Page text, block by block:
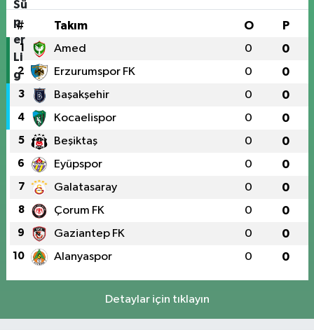
# Takım O P
1 Amed 0 0
2 Erzurumspor FK 0 0
3 Başakşehir 0 0
4 Kocaelispor 0 0
5 Beşiktaş 0 0
6 Eyüpspor 0 0
7 Galatasaray 0 0
8 Çorum FK 0 0
9 Gaziantep FK 0 0
10 Alanyaspor 0 0
Detaylar için tıklayın